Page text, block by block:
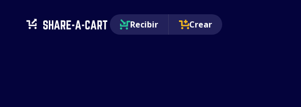
Recibir Crear